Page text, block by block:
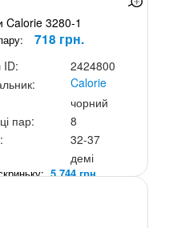
Calorie 3280-1
718 грн.
ID:
2424800
Calorie
чорний
пар:
8
32-37
демі
5 744 грн.